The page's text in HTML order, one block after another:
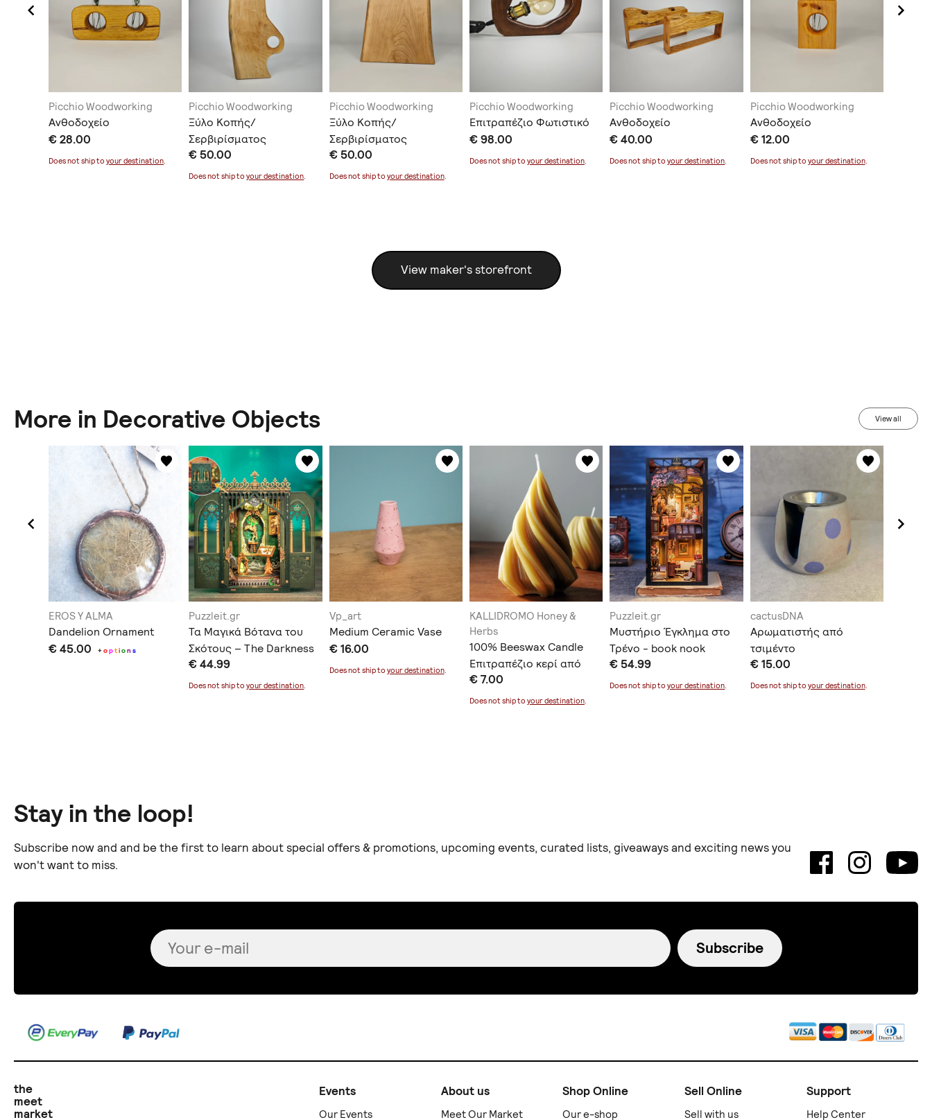
Picchio Woodworking
Ανθοδοχείο
€ 28.00
Does not ship to your destination.
Picchio Woodworking
Ξύλο Κοπής/
Σερβιρίσματος
€ 50.00
Does not ship toyour destination.
Picchio Woodworking
Ξύλο Κοπής/
Σερβιρίσματος
€ 50.00
Does not ship to your destination.
Picchio Woodworking
Επιτραπέζιο Φωτιστικό
€ 98.00
Does not ship to your destination.
Picchio Woodworking
Ανθοδοχείο
€ 40.00
Does not ship toyour destination.
Picchio Woodworking
Ανθοδοχείο
€ 12.00
Does not ship to your destination.
View maker's storefront
More in Decorative Objects View all
EROS Y ALMA
Dandelion Ornament
€ 45.00 +option s
Puzzleit.gr
Τα Μαγικά Βότανα του
Σκότους – The Darkness
Herbarium – book nook
€ 44.99
Does not ship toyour destination.
Vp_art
Medium Ceramic Vase
€ 16.00
Does not ship to your destination.
KALLIDROMO Honey &
Herbs
100% Beeswax Candle
Επιτραπέζιο κερί από
100% κερί μέλισσας
€ 7.00
Does not ship to your destination.
Puzzleit.gr
Μυστήριο Έγκλημα στο
Τρένο - book nook
€ 54.99
Does not ship toyour destination.
cactusDNA
Αρωματιστής από
τσιμέντο
€ 15.00
Does not ship to your destination.
Stay in the loop!
Subscribe now and and be the first to learn about special offers & promotions, upcoming events, curated lists, giveaways and exciting news you
won't want to miss.
Subscribe
the
meet
market
Events
Our Events
About us
Meet Our Market
Shop Online
Our e-shop
Sell Online
Sell with us
Support
Help Center